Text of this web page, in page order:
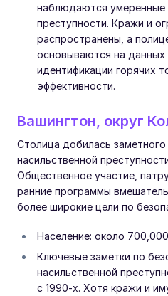
наблюдаются умеренные
преступности. Кражи и
распространены, а
основываются на данных
идентификации горячих
эффективности.
Вашингтон, округ
Столица добилась
насильственной
Общественное участие,
ранние программы
более широкие цели по
Население: около 700,000
Ключевые заметки по
насильственной
с 1990-х. Хотя кражи и